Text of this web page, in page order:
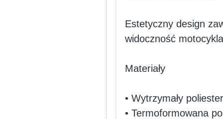
Estetyczny design
widoczność
Materiały
• Wytrzymały
• Termoformowana